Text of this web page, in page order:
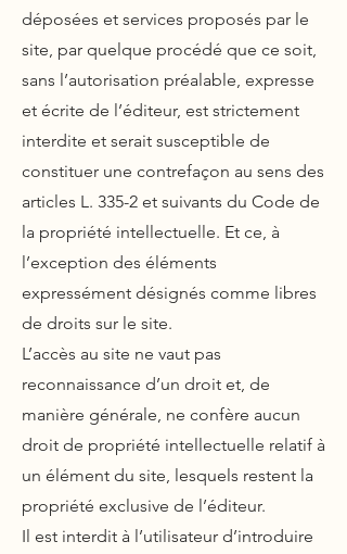
déposées et services proposés par le
site, par quelque procédé que ce soit,
sans l’autorisation préalable, expresse
et écrite de l’éditeur, est strictement
interdite et serait susceptible de
constituer une contrefaçon au sens des
articles L. 335-2 et suivants du Code de
la propriété intellectuelle. Et ce, à
l’exception des éléments
expressément désignés comme libres
de droits sur le site.
L’accès au site ne vaut pas
reconnaissance d’un droit et, de
manière générale, ne confère aucun
droit de propriété intellectuelle relatif à
un élément du site, lesquels restent la
propriété exclusive de l’éditeur.
Il est interdit à l’utilisateur d’introduire